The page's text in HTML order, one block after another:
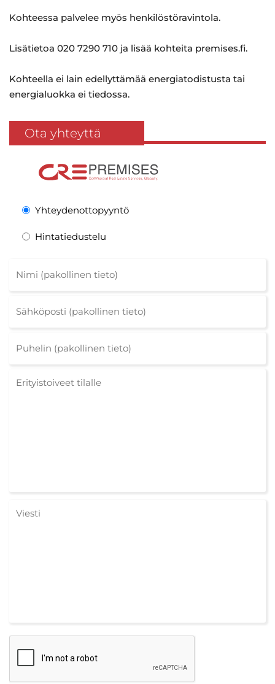
Kohteessa palvelee myös henkilöstöravintola.
Lisätietoa 020 7290 710 ja lisää kohteita premises.fi.
Kohteella ei lain edellyttämää energiatodistusta tai
energialuokka ei tiedossa.
Ota yhteyttä
Yhteydenottopyyntö
Hintatiedustelu